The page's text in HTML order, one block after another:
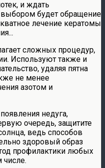
и ждать
будет обращение
лечение кератомы
сложных процедур,
Используют также и
удаляя пятна
не менее
азотом и
недуга,
очередь, защитите
ведь способов
здоровый образ
профилактики любых
числе.